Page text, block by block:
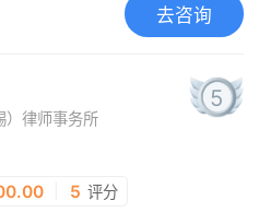
去咨询
）律师事务所
5
5 评分